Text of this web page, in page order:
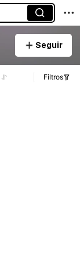
Seguir
Filtros